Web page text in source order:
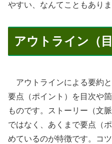
やすい、なんてこともありま
アウトライン（目
アウトラインによる要約
要点（ポイント）を目次や
ものです。ストーリー（文
ではなく、あくまで要点（
めているのが特徴です。コ